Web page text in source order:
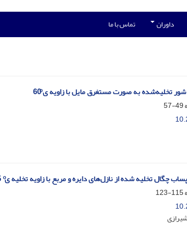
داوران تماس با ما
تخلیه‌شده به صورت مستغرق مایل با زاویه ی 60ͦ
49-57
چگال تخلیه شده از نازل‌های دایره‌ و مربع با زاویه تخلیه ی ͦ 45
115-123